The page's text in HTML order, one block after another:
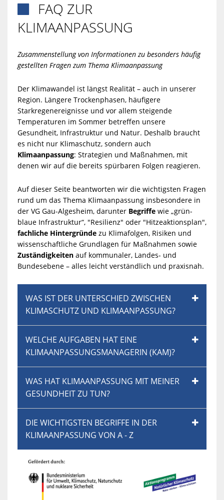
FAQ ZUR
KLIMAANPASSUNG
Zusammenstellung von Informationen zu besonders häufig
gestellten Fragen zum Thema Klimaanpassung
Der Klimawandel ist längst Realität – auch in unserer
Region. Längere Trockenphasen, häufigere
Starkregenereignisse und vor allem steigende
Temperaturen im Sommer betreffen unsere
Gesundheit, Infrastruktur und Natur. Deshalb braucht
es nicht nur Klimaschutz, sondern auch
Klimaanpassung: Strategien und Maßnahmen, mit
denen wir auf die bereits spürbaren Folgen reagieren.
Auf dieser Seite beantworten wir die wichtigsten Fragen
rund um das Thema Klimaanpassung insbesondere in
der VG Gau-Algesheim, darunter Begriffewie „grün-
blaue Infrastruktur“, "Resilienz" oder "Hitzeaktionsplan",
fachliche Hintergründezu Klimafolgen, Risiken und
wissenschaftliche Grundlagen für Maßnahmen sowie
Zuständigkeitenauf kommunaler, Landes- und
Bundesebene – alles leicht verständlich und praxisnah.
WAS IST DER UNTERSCHIED ZWISCHEN
KLIMASCHUTZ UND KLIMAANPASSUNG?
WELCHE AUFGABEN HAT EINE
KLIMAANPASSUNGSMANAGERIN (KAM)?
WAS HAT KLIMAANPASSUNG MIT MEINER
GESUNDHEIT ZU TUN?
DIE WICHTIGSTEN BEGRIFFE IN DER
KLIMAANPASSUNG VON A - Z